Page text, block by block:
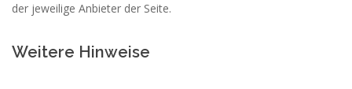
der jeweilige Anbieter der Seite.
Weitere Hinweise